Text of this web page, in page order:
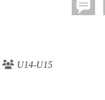
U14-U15